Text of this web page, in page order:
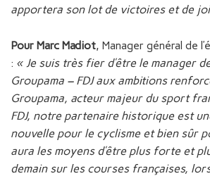
apportera son lot de victoires et de
Pour Marc Madiot, Manager général de
: « Je suis très fier d’être le manager
Groupama – FDJ aux ambitions
Groupama, acteur majeur du sport
FDJ, notre partenaire historique est
nouvelle pour le cyclisme et bien sûr
aura les moyens d’être plus forte et
demain sur les courses françaises,